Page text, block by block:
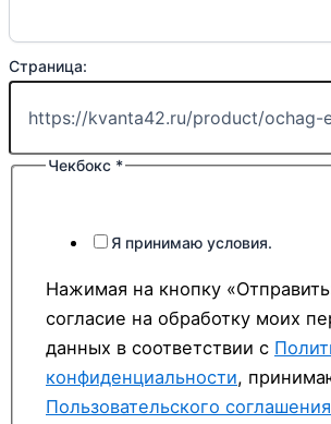
Страница:
Чекбокс *
Я принимаю условия.
Нажимая на кнопку
согласие на обработку моих
данных в соответствии с
конфиденциальности,
Пользовательского соглашения